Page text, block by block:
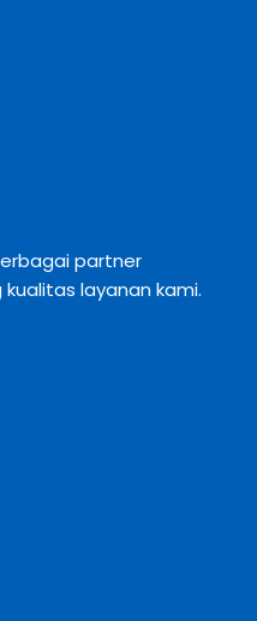
partner
layanan kami.